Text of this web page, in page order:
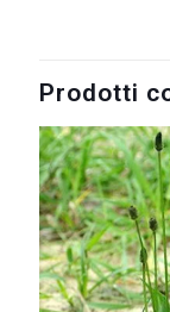
Prodotti